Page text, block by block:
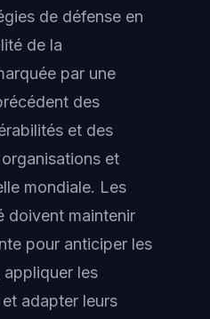
de défense en
de la
par une
des
et des
et
mondiale. Les
doivent maintenir
pour anticiper les
appliquer les
adapter leurs